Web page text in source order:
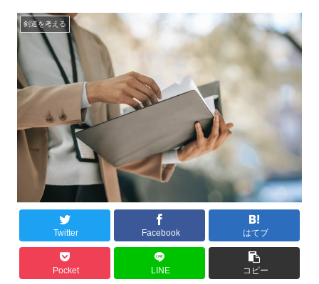
剣道を考える
Twitter Facebook はてブ
Pocket LINE コピー